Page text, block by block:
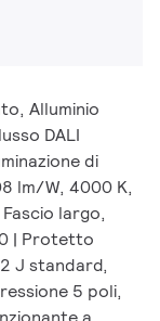
Alluminio
DALI
di
lm/W, 4000 K,
largo,
| Protetto
J standard,
5 poli,